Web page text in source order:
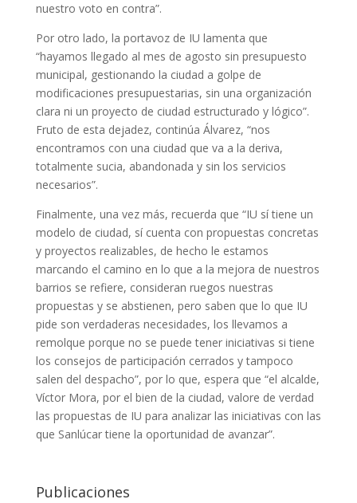
nuestro voto en contra”.
Por otro lado, la portavoz de IU lamenta que
“hayamos llegado al mes de agosto sin presupuesto
municipal, gestionando la ciudad a golpe de
modificaciones presupuestarias, sin una organización
clara ni un proyecto de ciudad estructurado y lógico”.
Fruto de esta dejadez, continúa Álvarez, “nos
encontramos con una ciudad que va a la deriva,
totalmente sucia, abandonada y sin los servicios
necesarios”.
Finalmente, una vez más, recuerda que “IU sí tiene un
modelo de ciudad, sí cuenta con propuestas concretas
y proyectos realizables, de hecho le estamos
marcando el camino en lo que a la mejora de nuestros
barrios se refiere, consideran ruegos nuestras
propuestas y se abstienen, pero saben que lo que IU
pide son verdaderas necesidades, los llevamos a
remolque porque no se puede tener iniciativas si tiene
los consejos de participación cerrados y tampoco
salen del despacho”, por lo que, espera que “el alcalde,
Víctor Mora, por el bien de la ciudad, valore de verdad
las propuestas de IU para analizar las iniciativas con las
que Sanlúcar tiene la oportunidad de avanzar”.
Publicaciones